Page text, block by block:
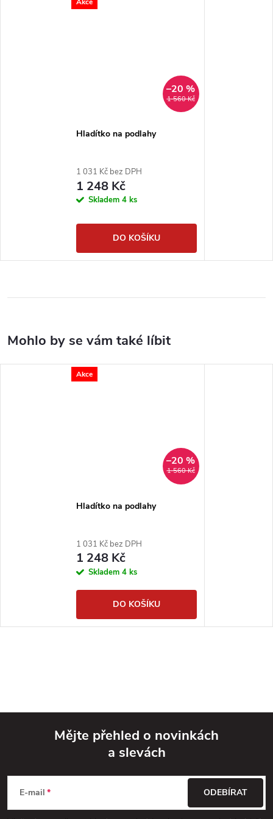
1 560 Kč
–20 %
Hladítko na podlahy
1 031 Kč bez DPH
1 248 Kč
Skladem 4 ks
DO KOŠÍKU
Akce
1 560 Kč
–20 %
Hladítko na podlahy
1 031 Kč bez DPH
1 248 Kč
Skladem 4 ks
DO KOŠÍKU
Mějte přehled o novinkách
a slevách
E-mail ODEBÍRAT